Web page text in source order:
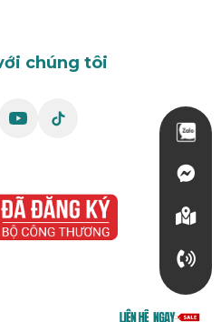
chúng tôi